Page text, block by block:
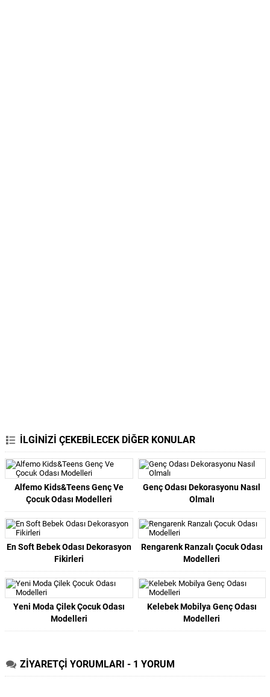
İLGİNİZİ ÇEKEBİLECEK DİĞER KONULAR
Alfemo Kids&Teens Genç Ve
Çocuk Odası Modelleri
Genç Odası Dekorasyonu Nasıl
Olmalı
En Soft Bebek Odası Dekorasyon
Fikirleri
Rengarenk Ranzalı Çocuk Odası
Modelleri
Yeni Moda Çilek Çocuk Odası
Modelleri
Kelebek Mobilya Genç Odası
Modelleri
ZİYARETÇİ YORUMLARI - 1 YORUM